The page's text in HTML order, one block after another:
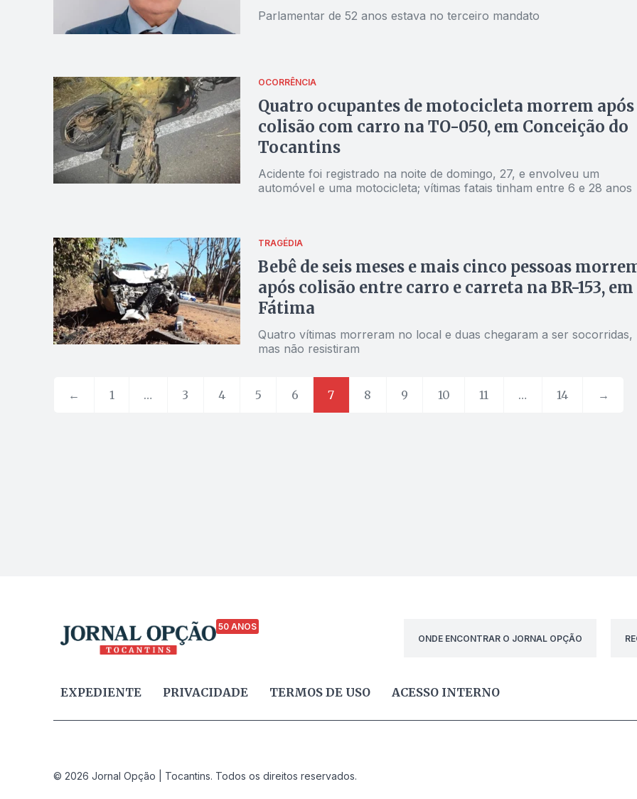
Parlamentar de 52 anos estava no terceiro mandato
OCORRÊNCIA
Quatro ocupantes de motocicleta morrem após
colisão com carro na TO-050, em Conceição do
Tocantins
Acidente foi registrado na noite de domingo, 27, e envolveu um
automóvel e uma motocicleta; vítimas fatais tinham entre 6 e 28 anos
TRAGÉDIA
Bebê de seis meses e mais cinco pessoas
após colisão entre carro e carreta na BR-153, em
Fátima
Quatro vítimas morreram no local e duas chegaram a ser socorridas,
mas não resistiram
← 1 … 3 4 5 6 7 8 9 10 11 … 14 →
50 ANOS
ONDE ENCONTRAR O JORNAL OPÇÃO
EXPEDIENTE PRIVACIDADE TERMOS DE USO ACESSO INTERNO
© 2026 Jornal Opção | Tocantins. Todos os direitos reservados.